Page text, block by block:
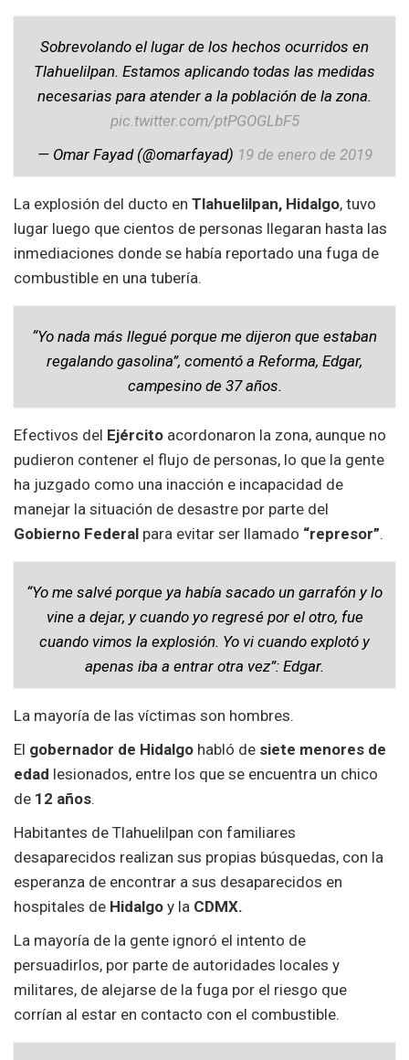
Sobrevolando el lugar de los hechos ocurridos en
Tlahuelilpan. Estamos aplicando todas las medidas
necesarias para atender a la población de la zona.
pic.twitter.com/ptPGOGLbF5
— Omar Fayad (@omarfayad) 19 de enero de 2019
La explosión del ducto en Tlahuelilpan, Hidalgo, tuvo
lugar luego que cientos de personas llegaran hasta las
inmediaciones donde se había reportado una fuga de
combustible en una tubería.
“Yo nada más llegué porque me dijeron que estaban
regalando gasolina”, comentó a Reforma, Edgar,
campesino de 37 años.
Efectivos del Ejército acordonaron la zona, aunque no
pudieron contener el flujo de personas, lo que la gente
ha juzgado como una inacción e incapacidad de
manejar la situación de desastre por parte del
Gobierno Federal para evitar ser llamado “represor”.
“Yo me salvé porque ya había sacado un garrafón y lo
vine a dejar, y cuando yo regresé por el otro, fue
cuando vimos la explosión. Yo vi cuando explotó y
apenas iba a entrar otra vez”: Edgar.
La mayoría de las víctimas son hombres.
El gobernador de Hidalgo habló de siete menores de
edad lesionados, entre los que se encuentra un chico
de 12 años.
Habitantes de Tlahuelilpan con familiares
desaparecidos realizan sus propias búsquedas, con la
esperanza de encontrar a sus desaparecidos en
hospitales de Hidalgo y la CDMX.
La mayoría de la gente ignoró el intento de
persuadirlos, por parte de autoridades locales y
militares, de alejarse de la fuga por el riesgo que
corrían al estar en contacto con el combustible.